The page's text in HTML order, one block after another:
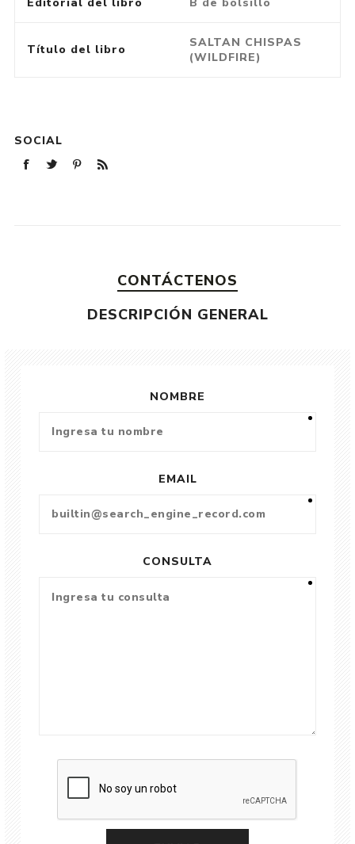
Título del libro
SALTAN CHISPAS
(WILDFIRE)
SOCIAL
CONTÁCTENOS
DESCRIPCIÓN GENERAL
NOMBRE
EMAIL
CONSULTA